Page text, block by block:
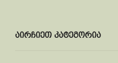
აირჩიეთ კატეგორია